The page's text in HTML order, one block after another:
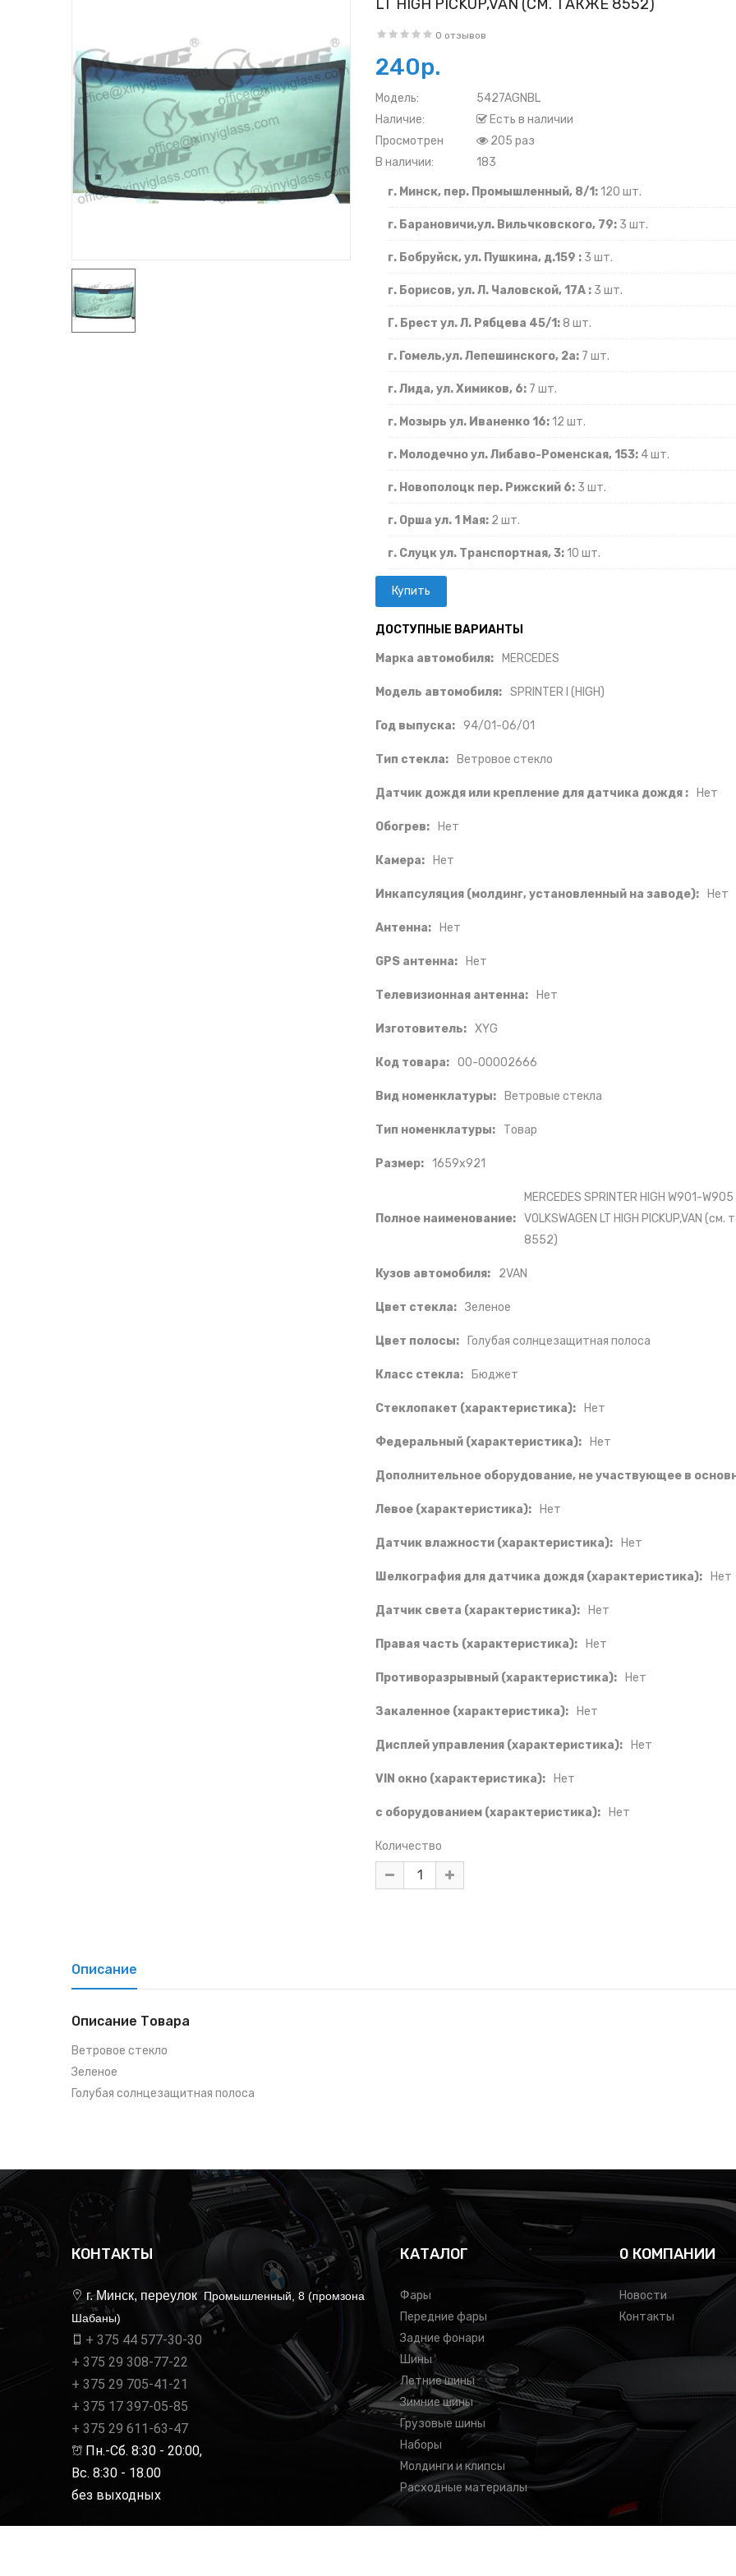
LT HIGH PICKUP,VAN (СМ. ТАКЖЕ 8552)
0 отзывов
240р.
Модель:
5427AGNBL
Наличие:
Есть в наличии
Просмотрен
205 раз
В наличии:
183
г. Минск, пер. Промышленный, 8/1:120 шт.
г. Барановичи,ул. Вильчковского, 79: 3 шт.
г. Бобруйск, ул. Пушкина, д.159 : 3 шт.
г. Борисов, ул. Л. Чаловской, 17А : 3 шт.
Г. Брест ул. Л. Рябцева 45/1:8 шт.
г. Гомель,ул. Лепешинского, 2а: 7 шт.
г. Лида, ул. Химиков, 6: 7 шт.
г. Мозырь ул. Иваненко 16:12 шт.
г. Молодечно ул. Либаво-Роменская, 153: 4 шт.
г. Новополоцк пер. Рижский 6: 3 шт.
г. Орша ул. 1 Мая: 2 шт.
г. Слуцк ул. Транспортная, 3:10 шт.
ДОСТУПНЫЕ ВАРИАНТЫ
Марка автомобиля: MERCEDES
Модель автомобиля: SPRINTER I (HIGH)
Год выпуска: 94/01-06/01
Тип стекла: Ветровое стекло
Датчик дождя или крепление для датчика дождя : Нет
Обогрев: Нет
Камера: Нет
Инкапсуляция (молдинг, установленный на заводе): Нет
Антенна: Нет
GPS антенна: Нет
Телевизионная антенна: Нет
Изготовитель: XYG
Код товара: 00-00002666
Вид номенклатуры: Ветровые стекла
Тип номенклатуры: Товар
Размер: 1659x921
Полное наименование:
MERCEDES SPRINTER HIGH W901-
VOLKSWAGEN LT HIGH PICKUP,VAN (см.
8552)
Кузов автомобиля: 2VAN
Цвет стекла: Зеленое
Цвет полосы: Голубая солнцезащитная полоса
Класс стекла: Бюджет
Стеклопакет (характеристика): Нет
Федеральный (характеристика): Нет
Дополнительное оборудование, не участвующее в
Левое (характеристика): Нет
Датчик влажности (характеристика): Нет
Шелкография для датчика дождя (характеристика): Нет
Датчик света (характеристика): Нет
Правая часть (характеристика): Нет
Противоразрывный (характеристика): Нет
Закаленное (характеристика): Нет
Дисплей управления (характеристика): Нет
VIN окно (характеристика): Нет
с оборудованием (характеристика): Нет
Количество
Описание
Описание Товара
Ветровое стекло
Зеленое
Голубая солнцезащитная полоса
КОНТАКТЫ
г. Минск, переулок Промышленный, 8 (промзона
Шабаны)
+ 375 44 577-30-30
+ 375 29 308-77-22
+ 375 29 705-41-21
+ 375 17 397-05-85
+ 375 29 611-63-47
Пн.-Сб. 8:30 - 20:00,
Вс. 8:30 - 18.00
без выходных
КАТАЛОГ
Фары
Передние фары
Задние фонари
Шины
Летние шины
Зимние шины
Грузовые шины
Наборы
Молдинги и клипсы
Расходные материалы
0 КОМПАНИИ
Новости
Контакты